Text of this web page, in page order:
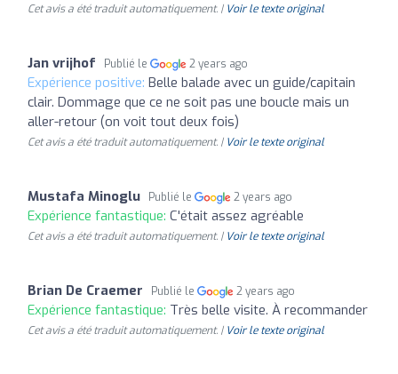
Cet avis a été traduit automatiquement. | Voir le texte original
Jan vrijhof Publié le 2 years ago
Expérience positive: Belle balade avec un guide/capitain
clair. Dommage que ce ne soit pas une boucle mais un
aller-retour (on voit tout deux fois)
Cet avis a été traduit automatiquement. | Voir le texte original
Mustafa Minoglu Publié le 2 years ago
Expérience fantastique: C'était assez agréable
Cet avis a été traduit automatiquement. | Voir le texte original
Brian De Craemer Publié le 2 years ago
Expérience fantastique: Très belle visite. À recommander
Cet avis a été traduit automatiquement. | Voir le texte original